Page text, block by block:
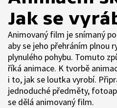
Jak se
Animovaný film je snímaný
aby se jeho přehráním plnou
plynulého pohybu. Tomuto
říká animace. K tvorbě
i to, jak se loutka vyrobí.
jednoduché předměty,
se dělá animovaný film.